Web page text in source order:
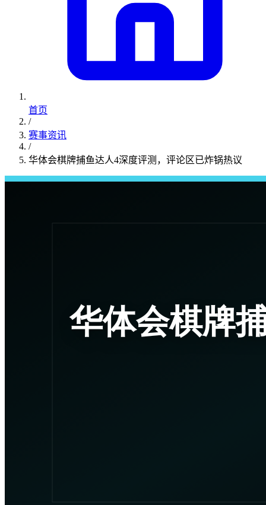
首页
/
赛事资讯
/
华体会棋牌捕鱼达人4深度评测，评论区已炸锅热议